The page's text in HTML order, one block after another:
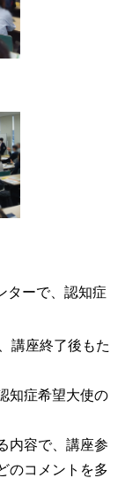
ターで、認知症
講座終了後もた
知症希望大使の
内容で、講座参
のコメントを多